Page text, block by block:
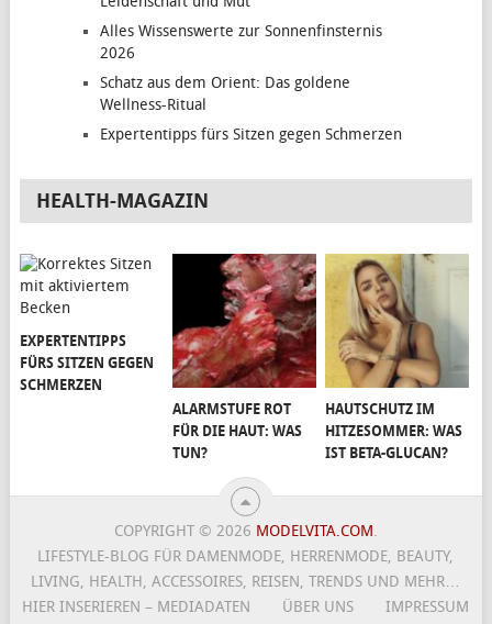
Alles Wissenswerte zur Sonnenfinsternis
2026
Schatz aus dem Orient: Das goldene
Wellness-Ritual
Expertentipps fürs Sitzen gegen Schmerzen
HEALTH-MAGAZIN
EXPERTENTIPPS
FÜRS SITZEN GEGEN
SCHMERZEN
ALARMSTUFE ROT
FÜR DIE HAUT: WAS
TUN?
HAUTSCHUTZ IM
HITZESOMMER: WAS
IST BETA-GLUCAN?
COPYRIGHT © 2026 MODELVITA.COM.
LIFESTYLE-BLOG FÜR DAMENMODE, HERRENMODE, BEAUTY,
LIVING, HEALTH, ACCESSOIRES, REISEN, TRENDS UND MEHR…
HIER INSERIEREN – MEDIADATEN
ÜBER UNS
IMPRESSUM